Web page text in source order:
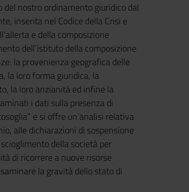
nostro ordinamento giuridico dal
inserita nel Codice della Crisi e
e della composizione
dell’istituto della composizione
la provenienza geografica delle
la loro forma giuridica, la
la loro anzianità ed infine la
i dati sulla presenza di
e si offre un’analisi relativa
alle dichiarazioni di sospensione
della società per
di ricorrere a nuove risorse
la gravità dello stato di